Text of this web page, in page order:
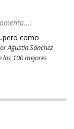
como
Agustín Sánchez
los 100 mejores